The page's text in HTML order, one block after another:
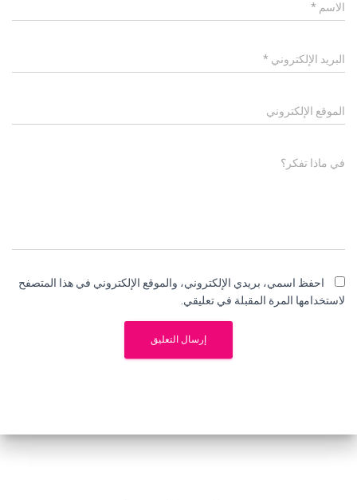
الاسم *
البريد الإلكتروني *
الموقع الإلكتروني
في ماذا تفكر؟
احفظ اسمي، بريدي الإلكتروني، والموقع الإلكتروني في هذا المتصفح
لاستخدامها المرة المقبلة في تعليقي.